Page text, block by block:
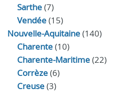
Sarthe(7)
Vendée(15)
Nouvelle-Aquitaine(140)
Charente(10)
Charente-Maritime(22)
Corrèze(6)
Creuse(3)